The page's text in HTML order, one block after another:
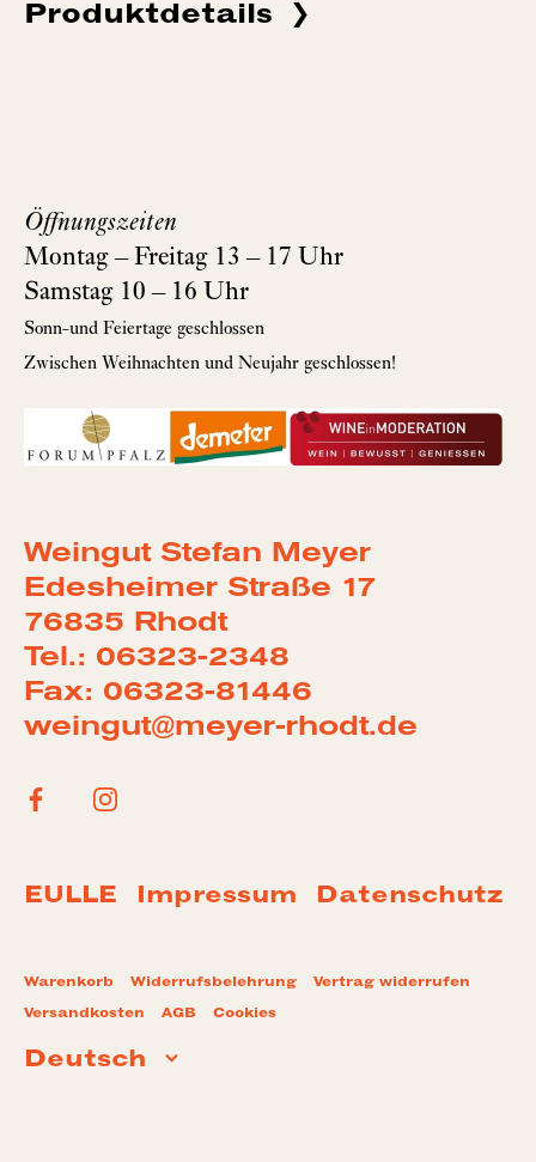
Produktdetails
Weingut Stefan Meyer
Edesheimer Straße 17
76835 Rhodt
Tel.: 06323-2348
Fax: 06323-81446
weingut@meyer-rhodt.de
EULLE Impressum Datenschutz
Warenkorb Widerrufsbelehrung Vertrag widerrufen
Versandkosten AGB Cookies
Sprache
Deutsch
Öffnungszeiten
Montag – Freitag 13 – 17 Uhr
Samstag 10 – 16 Uhr
Sonn-und Feiertage geschlossen
Zwischen Weihnachten und Neujahr geschlossen!